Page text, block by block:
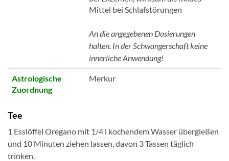
Mittel bei Schlafstörungen
An die angegebenen Dosierungen
halten. In der Schwangerschaft keine
innerliche Anwendung!
Astrologische
Zuordnung
Merkur
Tee
1 Esslöffel Oregano mit 1/4 l kochendem Wasser übergießen
und 10 Minuten ziehen lassen, davon 3 Tassen täglich
trinken.